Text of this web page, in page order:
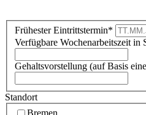
Frühester Eintrittstermin*
Verfügbare Wochenarbeitszeit in
Gehaltsvorstellung (auf Basis
Standort